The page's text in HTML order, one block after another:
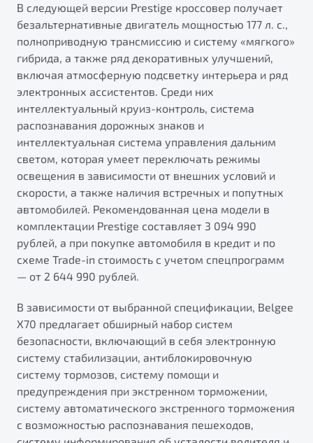
В следующей версии Prestige кроссовер получает
безальтернативные двигатель мощностью 177 л. с.,
полноприводную трансмиссию и систему «мягкого»
гибрида, а также ряд декоративных улучшений,
включая атмосферную подсветку интерьера и ряд
электронных ассистентов. Среди них
интеллектуальный круиз-контроль, система
распознавания дорожных знаков и
интеллектуальная система управления дальним
светом, которая умеет переключать режимы
освещения в зависимости от внешних условий и
скорости, а также наличия встречных и попутных
автомобилей. Рекомендованная цена модели в
комплектации Prestige составляет 3 094 990
рублей, а при покупке автомобиля в кредит и по
схеме Trade-in стоимость с учетом спецпрограмм
— от 2 644 990 рублей.
В зависимости от выбранной спецификации, Belgee
X70 предлагает обширный набор систем
безопасности, включающий в себя электронную
систему стабилизации, антиблокировочную
систему тормозов, систему помощи и
предупреждения при экстренном торможении,
систему автоматического экстренного торможения
с возможностью распознавания пешеходов,